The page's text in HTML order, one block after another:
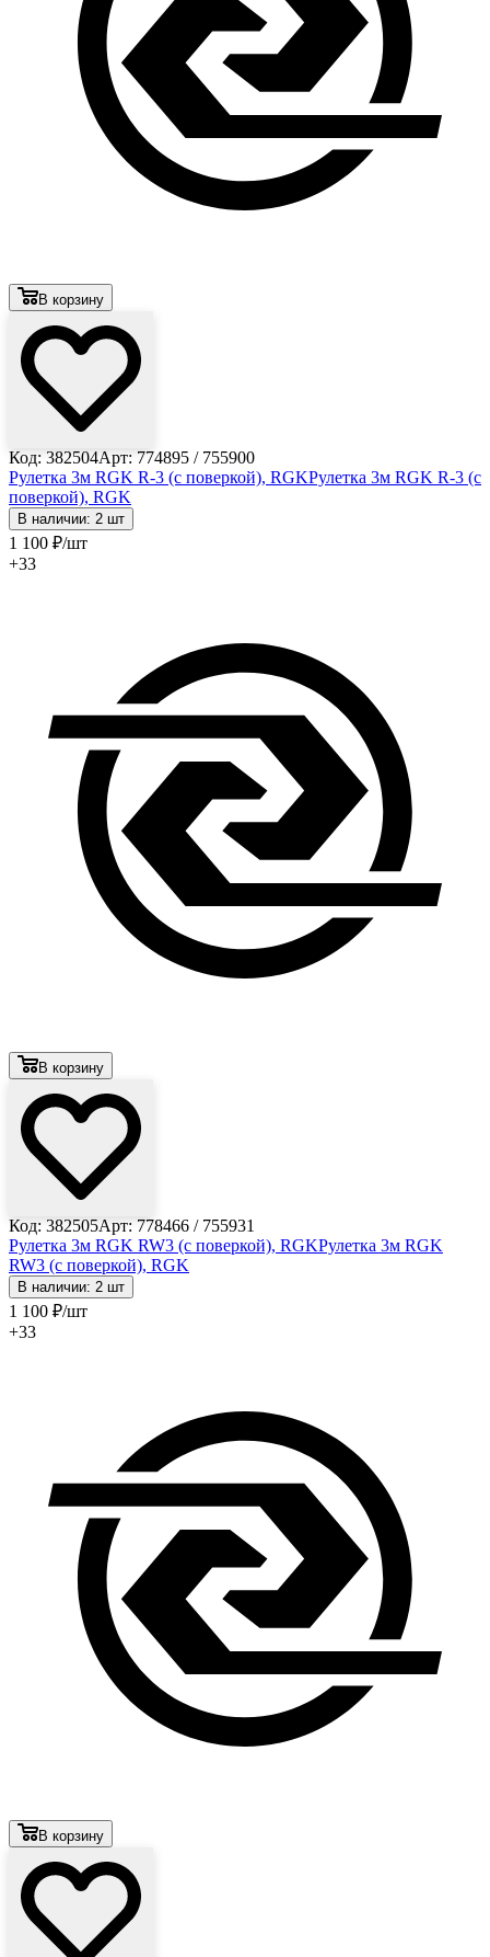
В корзину
Код: 382504Арт: 774895 / 755900
Рулетка 3м RGK R-3 (с поверкой), RGKРулетка 3м RGK R-3 (с
поверкой), RGK
В наличии: 2 шт
1 100 ₽/шт
+33
В корзину
Код: 382505Арт: 778466 / 755931
Рулетка 3м RGK RW3 (с поверкой), RGKРулетка 3м RGK
RW3 (с поверкой), RGK
В наличии: 2 шт
1 100 ₽/шт
+33
В корзину